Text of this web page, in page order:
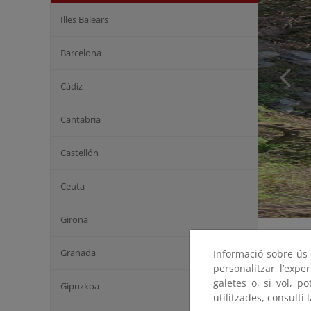
Illes Balears
Barcelona
Cádiz
Cantabria
Castellón
Ceuta
Girona
Granada
Gipuzkoa
Informe
la
Informació sobre
personalitzar
galetes o, si vol,
utilitzades, consulti